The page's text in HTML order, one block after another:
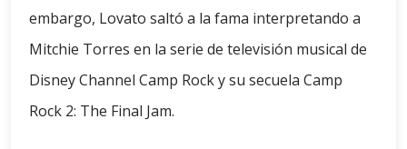
embargo, Lovato saltó a la fama interpretando a
Mitchie Torres en la serie de televisión musical de
Disney Channel Camp Rock y su secuela Camp
Rock 2: The Final Jam.